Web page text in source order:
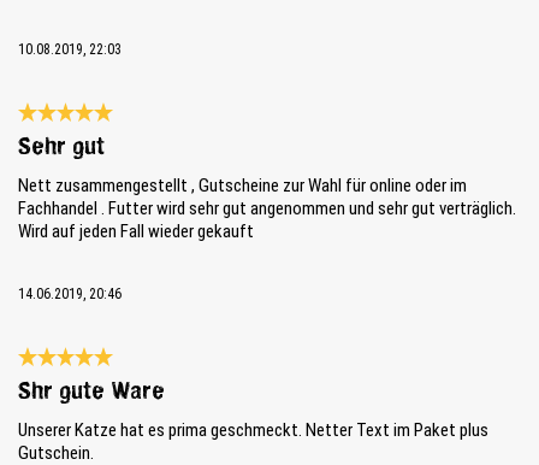
10.08.2019, 22:03
Bewertung mit 5 von 5 Sternen
Sehr gut
Nett zusammengestellt , Gutscheine zur Wahl für online oder im
Fachhandel . Futter wird sehr gut angenommen und sehr gut verträglich.
Wird auf jeden Fall wieder gekauft
14.06.2019, 20:46
Bewertung mit 5 von 5 Sternen
Shr gute Ware
Unserer Katze hat es prima geschmeckt. Netter Text im Paket plus
Gutschein.